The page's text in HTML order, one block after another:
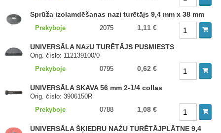
Sprūža izolamdēšanas nazi turētājs 9,4 mm x 38 mm
Prekyboje 2075 1,11 €
UNIVERSĀLA NAžU TURĒTĀJS PUSMIESTS
Orig. číslo: 112139100/0
Prekyboje
0795 0,62 €
UNIVERSĀLA SKAVA 56 mm 2-1/4 collas
Orig. číslo: 3906150R
Prekyboje
0788 1,08 €
UNIVERSĀLA ŠĶIEDRU NAŹU TURĒTĀJPLĀTNE 9,4